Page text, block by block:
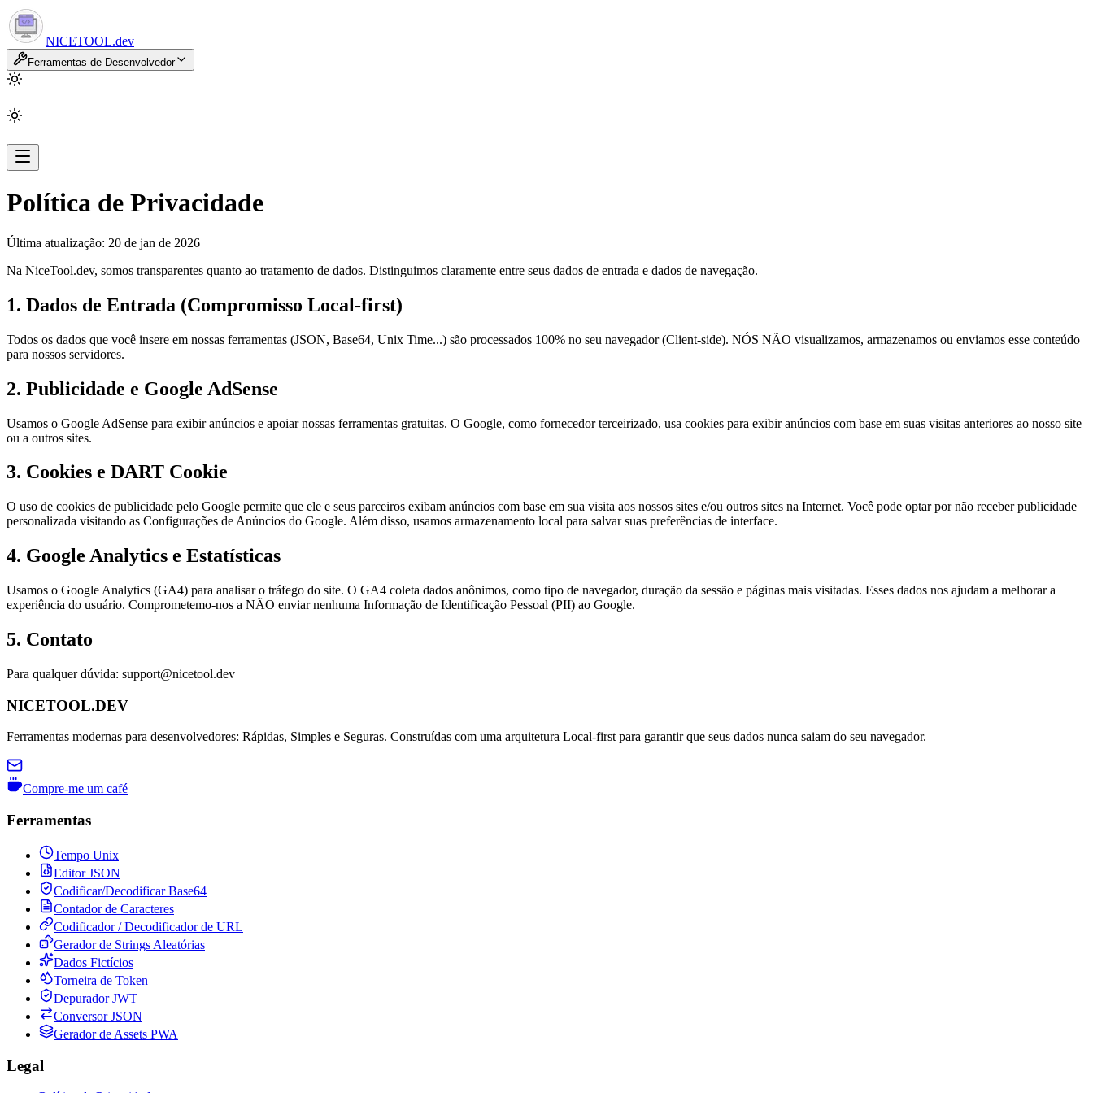
NICETOOL.dev
Ferramentas de Desenvolvedor
Política de Privacidade
Última atualização: 20 de jan de 2026
Na NiceTool.dev, somos transparentes quanto ao tratamento de dados. Distinguimos claramente entre seus dados de entrada e dados de navegação.
1. Dados de Entrada (Compromisso Local-first)
Todos os dados que você insere em nossas ferramentas (JSON, Base64, Unix Time...) são processados 100% no seu navegador (Client-side). NÓS NÃO visualizamos, armazenamos ou enviamos esse conteúdo
para nossos servidores.
2. Publicidade e Google AdSense
Usamos o Google AdSense para exibir anúncios e apoiar nossas ferramentas gratuitas. O Google, como fornecedor terceirizado, usa cookies para exibir anúncios com base em suas visitas anteriores ao nosso site
ou a outros sites.
3. Cookies e DART Cookie
O uso de cookies de publicidade pelo Google permite que ele e seus parceiros exibam anúncios com base em sua visita aos nossos sites e/ou outros sites na Internet. Você pode optar por não receber publicidade
personalizada visitando as Configurações de Anúncios do Google. Além disso, usamos armazenamento local para salvar suas preferências de interface.
4. Google Analytics e Estatísticas
Usamos o Google Analytics (GA4) para analisar o tráfego do site. O GA4 coleta dados anônimos, como tipo de navegador, duração da sessão e páginas mais visitadas. Esses dados nos ajudam a melhorar a
experiência do usuário. Comprometemo-nos a NÃO enviar nenhuma Informação de Identificação Pessoal (PII) ao Google.
5. Contato
Para qualquer dúvida: support@nicetool.dev
NICETOOL.DEV
Ferramentas modernas para desenvolvedores: Rápidas, Simples e Seguras. Construídas com uma arquitetura Local-first para garantir que seus dados nunca saiam do seu navegador.
Compre-me um café
Ferramentas
Tempo Unix
Editor JSON
Codificar/Decodificar Base64
Contador de Caracteres
Codificador / Decodificador de URL
Gerador de Strings Aleatórias
Dados Fictícios
Torneira de Token
Depurador JWT
Conversor JSON
Gerador de Assets PWA
Legal